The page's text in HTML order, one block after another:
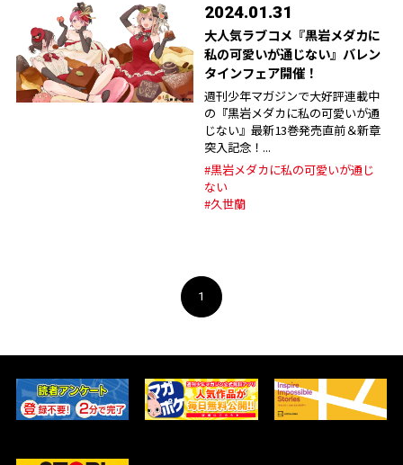
2024.01.31
大人気ラブコメ『黒岩メダカに
私の可愛いが通じない』バレン
タインフェア開催！
週刊少年マガジンで大好評連載中
の『黒岩メダカに私の可愛いが通
じない』最新13巻発売直前＆新章
突入記念！...
#黒岩メダカに私の可愛いが通じ
ない
#久世蘭
1